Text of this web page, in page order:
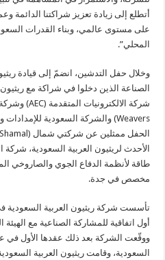
أتطلع إلى زيادة تعزيز شراكتنا الدائمة
على مستوى عالمي، وبناء القدرات
المحلي”.
وخلال حفل التدشين، انضمّ إلى قيادة
الصناعة الذين دخلوا في شراكة مع
طاقة لأنظمة الدفاع الجوي والصاروخي
مخصص في جدة.
السعودية، وقامت ريثيون العربية